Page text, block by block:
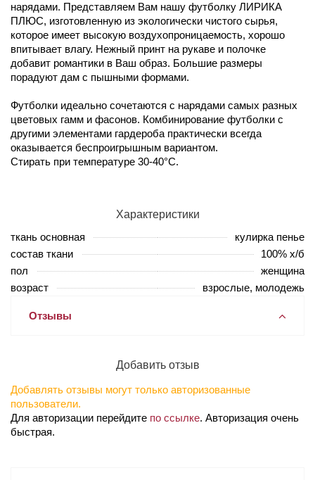
нарядами. Представляем Вам нашу футболку ЛИРИКА
ПЛЮС, изготовленную из экологически чистого сырья,
которое имеет высокую воздухопроницаемость, хорошо
впитывает влагу. Нежный принт на рукаве и полочке
добавит романтики в Ваш образ. Большие размеры
порадуют дам с пышными формами.
Футболки идеально сочетаются с нарядами самых разных
цветовых гамм и фасонов. Комбинирование футболки с
другими элементами гардероба практически всегда
оказывается беспроигрышным вариантом.
Стирать при температуре 30-40°C.
Характеристики
ткань основная
кулирка пенье
состав ткани
100% х/б
пол
женщина
возраст
взрослые, молодежь
Отзывы
Добавить отзыв
Добавлять отзывы могут только авторизованные
пользователи.
Для авторизации перейдите по ссылке. Авторизация очень
быстрая.